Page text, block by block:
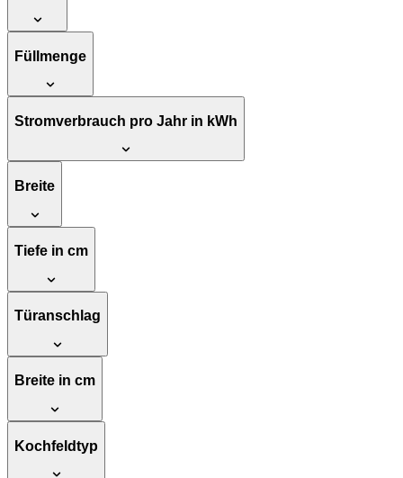
Füllmenge
Stromverbrauch pro Jahr in kWh
Breite
Tiefe in cm
Türanschlag
Breite in cm
Kochfeldtyp